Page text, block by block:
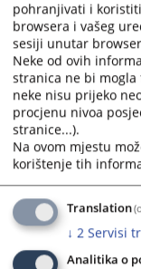
Prateći
Odluka
pohranjivati i
browsera i vašeg
sesiji unutar
Neke od ovih
stranica ne bi
neke nisu prijeko
procjenu nivoa
stranice...).
Na ovom mjestu
korištenje tih
Translation
↓ 2 Servisi
Analitika o